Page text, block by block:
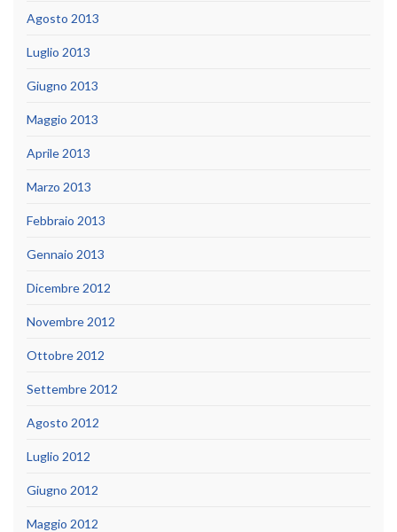
Agosto 2013
Luglio 2013
Giugno 2013
Maggio 2013
Aprile 2013
Marzo 2013
Febbraio 2013
Gennaio 2013
Dicembre 2012
Novembre 2012
Ottobre 2012
Settembre 2012
Agosto 2012
Luglio 2012
Giugno 2012
Maggio 2012